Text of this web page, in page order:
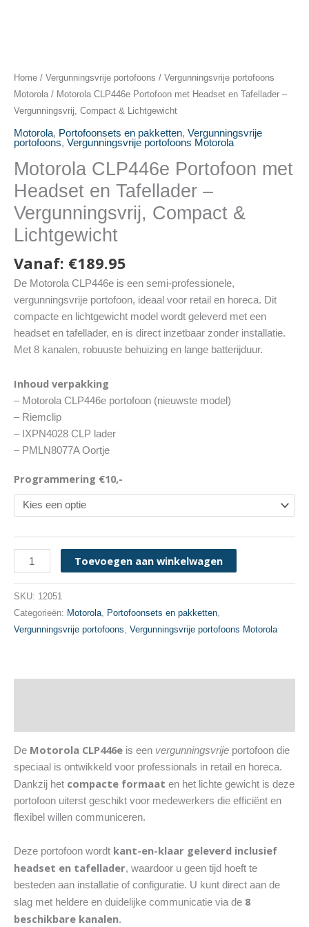
Home / Vergunningsvrije portofoons / Vergunningsvrije portofoons
Motorola / Motorola CLP446e Portofoon met Headset en Tafellader –
Vergunningsvrij, Compact & Lichtgewicht
Motorola, Portofoonsets en pakketten, Vergunningsvrije
portofoons, Vergunningsvrije portofoons Motorola
Motorola CLP446e Portofoon met
Headset en Tafellader –
Vergunningsvrij, Compact &
Lichtgewicht
Vanaf: €189.95
De Motorola CLP446e is een semi-professionele,
vergunningsvrije portofoon, ideaal voor retail en horeca. Dit
compacte en lichtgewicht model wordt geleverd met een
headset en tafellader, en is direct inzetbaar zonder installatie.
Met 8 kanalen, robuuste behuizing en lange batterijduur.
Inhoud verpakking
– Motorola CLP446e portofoon (nieuwste model)
– Riemclip
– IXPN4028 CLP lader
– PMLN8077A Oortje
Programmering €10,-
Motorola
CLP446e
aantal
Toevoegen aan winkelwagen
SKU: 12051
Categorieën: Motorola, Portofoonsets en pakketten,
Vergunningsvrije portofoons, Vergunningsvrije portofoons Motorola
De Motorola CLP446e is een vergunningsvrije portofoon die
speciaal is ontwikkeld voor professionals in retail en horeca.
Dankzij het compacte formaat en het lichte gewicht is deze
portofoon uiterst geschikt voor medewerkers die efficiënt en
flexibel willen communiceren.
Deze portofoon wordt kant-en-klaar geleverd inclusief
headset en tafellader, waardoor u geen tijd hoeft te
besteden aan installatie of configuratie. U kunt direct aan de
slag met heldere en duidelijke communicatie via de 8
beschikbare kanalen.